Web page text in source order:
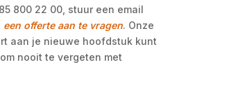
800 22 00, stuur een email
een offerte aan te vragen. Onze
aan je nieuwe hoofdstuk kunt
nooit te vergeten met